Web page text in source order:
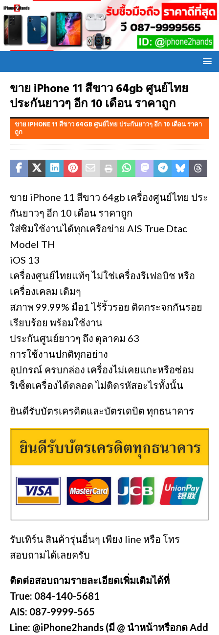
ขาย iPhone 11 สีขาว 64gb ศูนย์ไทย
ประกันยาวๆ อีก 10 เดือน ราคาถูก
ขาย IPHONE 11 สีขาว 64GB ศูนย์ไทย ประกันยาวๆ อีก 10 เดือน ราคา
ถูก
ขาย iPhone 11 สีขาว 64gb เครื่องศูนย์ไทย ประ
กันยาวๆ อีก 10 เดือน ราคาถูก
ใส่ซิมใช้งานได้ทุกเครือข่าย AIS True Dtac
Model TH
iOS 13
เครื่องศูนย์ไทยแท้ๆ ไม่ใช่เครื่องรีเฟอบิช หรือ
เครื่องเคลม เดิมๆ
สภาพ 99.99% มือ1 ไร้ริ้วรอย ติดกระจกกันรอย
เรียบร้อย พร้อมใช้งาน
ประกันศูนย์ยาวๆ ถึง ตุลาคม 63
การใช้งานปกติทุกอย่าง
อุปกรณ์ ครบกล่อง เครื่องไม่เคยแกะหรือซ่อม
รีเซ็ตเครื่องได้ตลอด ไม่ติดรหัสอะไรทั้งนั้น
ยินดีรับบัตรเครดิตและบัตรเดบิต ทุกธนาคาร
รับเทิร์น สินค้ารุ่นอื่นๆ เพียง line หรือ โทร
สอบถามได้เลยครับ
ติดต่อสอบถามรายละเอียดเพิ่มเติมได้ที่
True: 084-140-5681
AIS: 087-9999-565
Line: @iPhone2hands (มี @ นำหน้าหรือกด Add